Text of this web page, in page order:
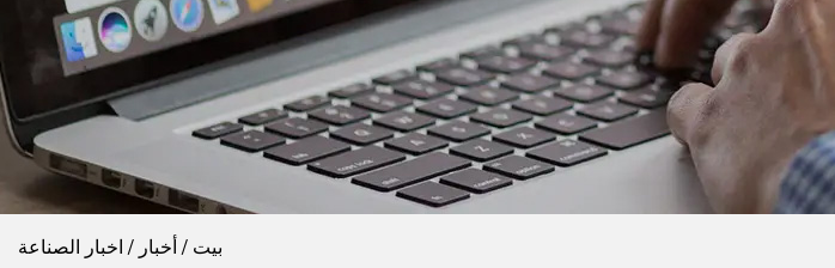
بيت / أخبار / اخبار الصناعة